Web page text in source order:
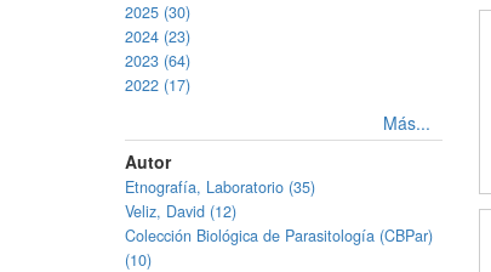
2025 (30)
2024 (23)
2023 (64)
2022 (17)
Más...
Autor
Etnografía, Laboratorio (35)
Veliz, David (12)
Colección Biológica de Parasitología (CBPar)
(10)